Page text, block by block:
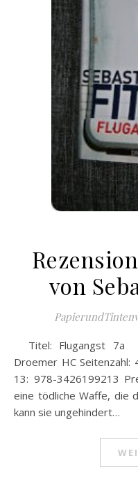
von
Titel: Flugangst 7a Autor: Sebastian Fitzek Verlag:
Droemer HC Seitenzahl:
13: 978-3426199213
eine tödliche Waffe, die
kann sie ungehindert…